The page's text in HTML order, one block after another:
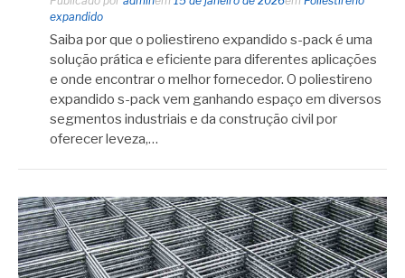
expandido
Saiba por que o poliestireno expandido s-pack é uma
solução prática e eficiente para diferentes aplicações
e onde encontrar o melhor fornecedor. O poliestireno
expandido s-pack vem ganhando espaço em diversos
segmentos industriais e da construção civil por
oferecer leveza,…